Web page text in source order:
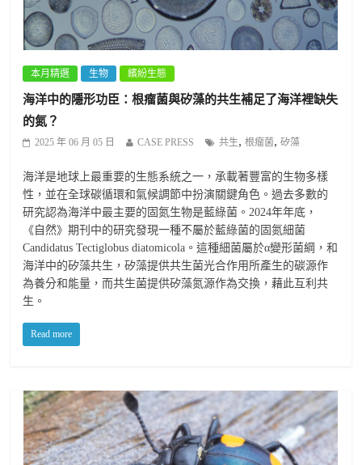
本月精選 生物 繽紛生態
海洋中的隱形功臣：根瘤菌與矽藻的共生補足了海洋裡缺失
的氮？
2025 年 06 月 05 日 CASE PRESS 共生,根瘤菌,矽藻
海洋是地球上最重要的生態系統之一，承載著豐富的生物多樣
性，並在全球碳循環和氣候調節中扮演關鍵角色。過去多數的
研究認為海洋中最主要的固氮生物是藍綠菌。2024年年底，
《自然》期刊中的研究發現一種不屬於藍綠菌的固氮細菌
Candidatus Tectiglobus diatomicola。這種細菌屬於α變形菌綱，和
海洋中的矽藻共生，矽藻提供共生菌光合作用所產生的碳源作
為養分和能量，而共生菌提供矽藻氮源作為交換，藉此互利共
生。
Read more